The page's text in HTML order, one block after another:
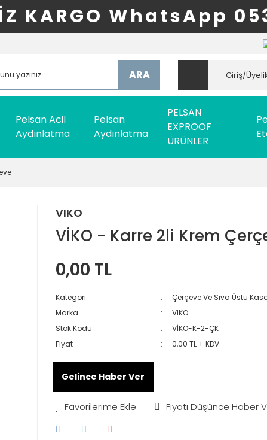
KARGO WhatsApp
ARA Giriş/
Pelsan Acil
Aydınlatma
Pelsan
Aydınlatma
PELSAN
EXPROOF
ÜRÜNLER
VIKO
VİKO - Karre 2li Krem
0,00 TL
Kategori
Çerçeve Ve Sıva Üstü
Marka
VIKO
Stok Kodu
VİKO-K-2-ÇK
Fiyat
0,00 TL + KDV
Gelince Haber Ver
Fiyatı Düşünce Haber